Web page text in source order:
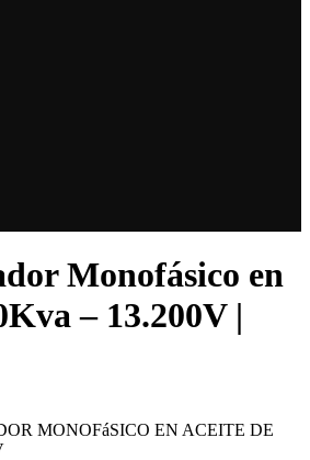
Monofásico en
– 13.200V |
MONOFáSICO EN ACEITE DE